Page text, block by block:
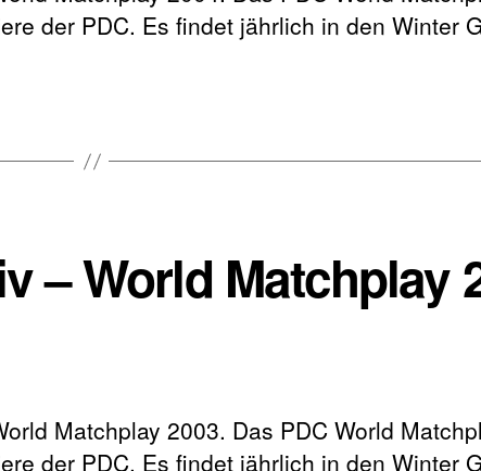
der PDC. Es findet jährlich in den Winter
– World Matchplay
Matchplay 2003. Das PDC World
der PDC. Es findet jährlich in den Winter